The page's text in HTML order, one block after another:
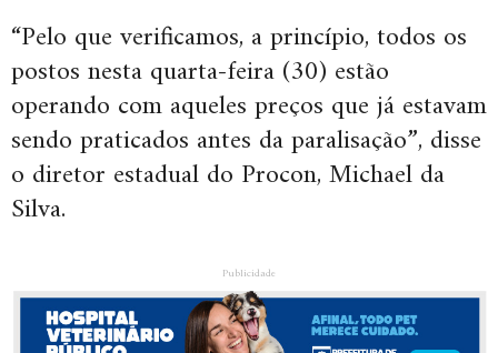
“Pelo que verificamos, a princípio, todos os
postos nesta quarta-feira (30) estão
operando com aqueles preços que já estavam
sendo praticados antes da paralisação”, disse
o diretor estadual do Procon, Michael da
Silva.
Publicidade